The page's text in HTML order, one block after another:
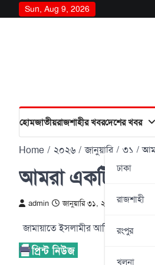
to
Sun, Aug 9, 2026
হোমজাতীয়রাজশাহীর খবরদেশের খবর
ঢাকা
রাজশাহী
রংপুর
খুলনা
Home ২০২৬ জানুয়ারি ৩১
আমরা একটি
admin জানুয়ারি ৩১, ২০২৬
জামায়াতে ইসলামীর আমির ডা. শফিকুর